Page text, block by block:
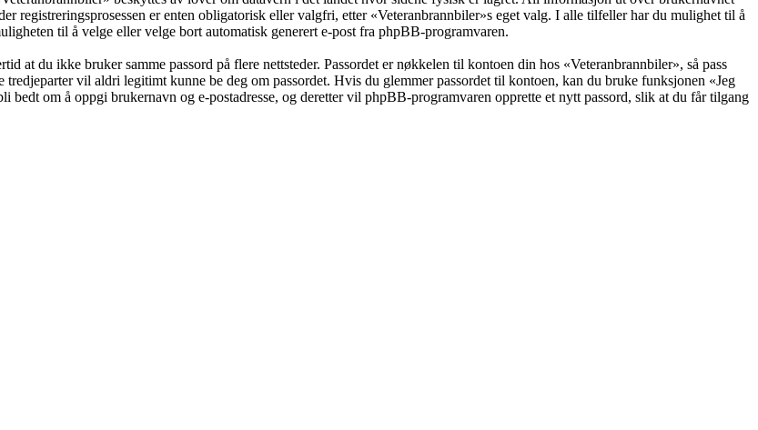
registreringsprosessen er enten obligatorisk eller valgfri, etter «Veteranbrannbiler»s eget valg. I alle tilfeller har du mulighet til å
til å velge eller velge bort automatisk generert e-post fra phpBB-programvaren.
at du ikke bruker samme passord på flere nettsteder. Passordet er nøkkelen til kontoen din hos «Veteranbrannbiler», så pass
vil aldri legitimt kunne be deg om passordet. Hvis du glemmer passordet til kontoen, kan du bruke funksjonen «Jeg
om å oppgi brukernavn og e-postadresse, og deretter vil phpBB-programvaren opprette et nytt passord, slik at du får tilgang